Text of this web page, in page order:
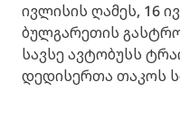
ივლისის ღამეს, 16
ბულგარეთის
სავსე ავტობუსს
დედისერთა თაკოს